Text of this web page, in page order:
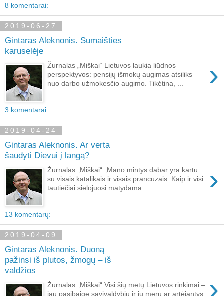
8 komentarai:
2019-06-27
Gintaras Aleknonis. Sumaišties
karuselėje
›
Žurnalas „Miškai“ Lietuvos laukia liūdnos
perspektyvos: pensijų išmokų augimas atsiliks
nuo darbo užmokesčio augimo. Tikėtina, ...
3 komentarai:
2019-04-24
Gintaras Aleknonis. Ar verta
šaudyti Dievui į langą?
›
Žurnalas „Miškai“ „Mano mintys dabar yra kartu
su visais katalikais ir visais prancūzais. Kaip ir visi
tautiečiai sielojuosi matydama...
13 komentarų:
2019-04-09
Gintaras Aleknonis. Duoną
pažinsi iš plutos, žmogų – iš
valdžios
›
Žurnalas „Miškai“ Visi šių metų Lietuvos rinkimai –
jau pasibaigę savivaldybių ir jų merų ar artėjantys